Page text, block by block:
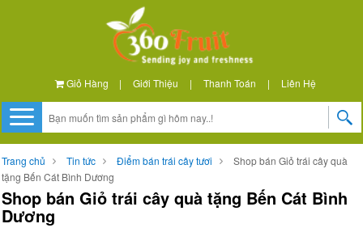
Giỏ Hàng | Giới Thiệu | Thanh Toán | Liên Hệ
Trang chủ Tin tức Điểm bán trái cây tươi
Shop bán Giỏ trái cây quà
tặng Bến Cát Bình Dương
Shop bán Giỏ trái cây quà tặng Bến Cát Bình
Dương